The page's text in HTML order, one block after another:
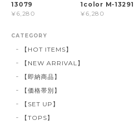
13079
¥6,280
1color M-13291
¥6,280
CATEGORY
【HOT ITEMS】
【NEW ARRIVAL】
【即納商品】
【価格帯別】
【SET UP】
【TOPS】